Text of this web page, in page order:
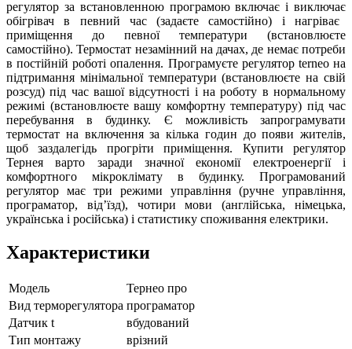
регулятор за встановленноюпрограмою включає і виключає
обігрівач в певний час (задаєте самостійно) і нагріває
приміщення до певної температури (встановлюєте
самостійно). Термостат незамінний на дачах, де немає потреби
в постійній роботі опалення. Програмуєте регулятор terneo на
підтримання мінімальної температури (встановлюєте на свій
розсуд) під час вашої відсутності і на роботу в нормальному
режимі (встановлюєте вашу комфортну температуру) під час
перебування в будинку. Є можливість запрограмувати
термостат на включення за кілька годин до появи жителів,
щоб заздалегідь прогріти приміщення. Купити регулятор
Тернея варто заради значної економії електроенергії і
комфортного мікроклімату в будинку. Програмований
регулятор має три режими управління (ручне управління,
програматор, від’їзд), чотири мови (англійська, німецька,
українська і російська) і статистику споживання електрики.
Характеристики
Модель
Тернео про
Вид терморегулятора програматор
Датчик t
вбудований
Тип монтажу
врізний